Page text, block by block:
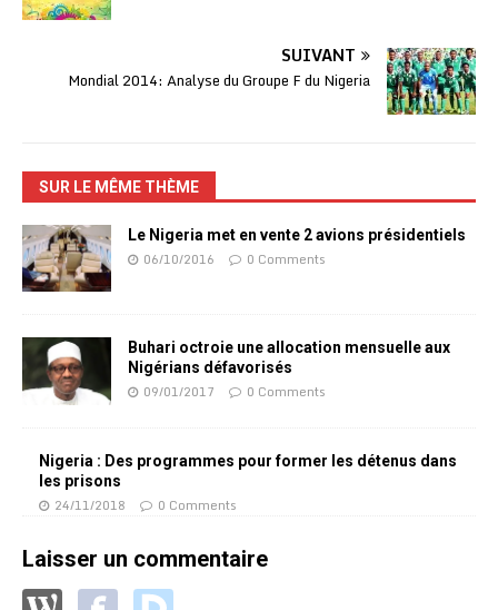
SUIVANT
Mondial 2014: Analyse du Groupe F du Nigeria
SUR LE MÊME THÈME
Le Nigeria met en vente 2 avions présidentiels
06/10/2016 0 Comments
Buhari octroie une allocation mensuelle aux
Nigérians défavorisés
09/01/2017 0 Comments
Nigeria : Des programmes pour former les détenus dans
les prisons
24/11/2018 0 Comments
Laisser un commentaire